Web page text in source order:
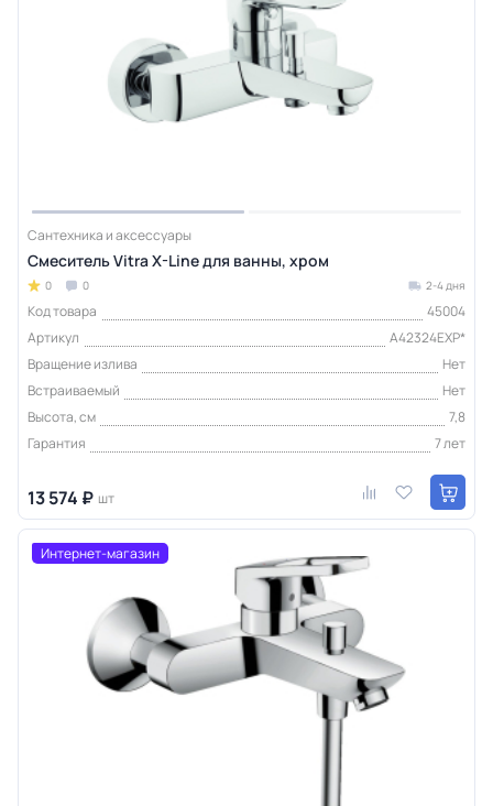
Сантехника и аксессуары
Смеситель Vitra X-Line для ванны, хром
0 0 2-4 дня
Код товара
45004
Артикул
A42324EXP*
Вращение излива
Нет
Встраиваемый
Нет
Высота, см
7,8
Гарантия
7 лет
13 574 ₽ шт
Интернет-магазин